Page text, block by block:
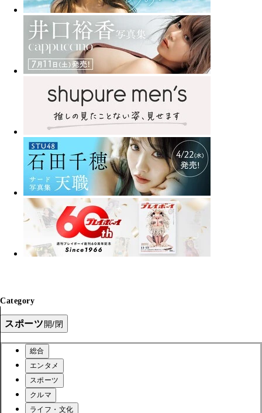
Category
スポーツ開/閉
総合
エンタメ
スポーツ
クルマ
ライフ・文化